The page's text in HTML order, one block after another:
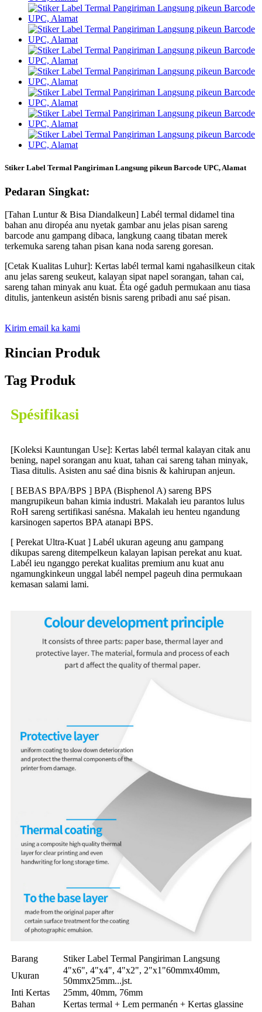
Stiker Label Termal Pangiriman Langsung pikeun Barcode UPC, Alamat
Pedaran Singkat:
[Tahan Luntur & Bisa Diandalkeun] Labél termal didamel tina
bahan anu diropéa anu nyetak gambar anu jelas pisan sareng
barcode anu gampang dibaca, langkung caang tibatan merek
terkemuka sareng tahan pisan kana noda sareng goresan.
[Cetak Kualitas Luhur]: Kertas labél termal kami ngahasilkeun citak
anu jelas sareng seukeut, kalayan sipat napel sorangan, tahan cai,
sareng tahan minyak anu kuat. Éta ogé gaduh permukaan anu tiasa
ditulis, jantenkeun asistén bisnis sareng pribadi anu saé pisan.
Kirim email ka kami
Rincian Produk
Tag Produk
Spésifikasi
[Koleksi Kauntungan Use]: Kertas labél termal kalayan citak anu
bening, napel sorangan anu kuat, tahan cai sareng tahan minyak,
Tiasa ditulis. Asisten anu saé dina bisnis & kahirupan anjeun.
[ BEBAS BPA/BPS ] BPA (Bisphenol A) sareng BPS
mangrupikeun bahan kimia industri. Makalah ieu parantos lulus
RoH sareng sertifikasi sanésna. Makalah ieu henteu ngandung
karsinogen sapertos BPA atanapi BPS.
[ Perekat Ultra-Kuat ] Labél ukuran ageung anu gampang
dikupas sareng ditempelkeun kalayan lapisan perekat anu kuat.
Labél ieu nganggo perekat kualitas premium anu kuat anu
ngamungkinkeun unggal labél nempel pageuh dina permukaan
kemasan salami lami.
Barang
Stiker Label Termal Pangiriman Langsung
Ukuran
4"x6", 4"x4", 4"x2", 2"x1"60mmx40mm,
50mmx25mm...jst.
Inti Kertas
25mm, 40mm, 76mm
Bahan
Kertas termal + Lem permanén + Kertas glassine